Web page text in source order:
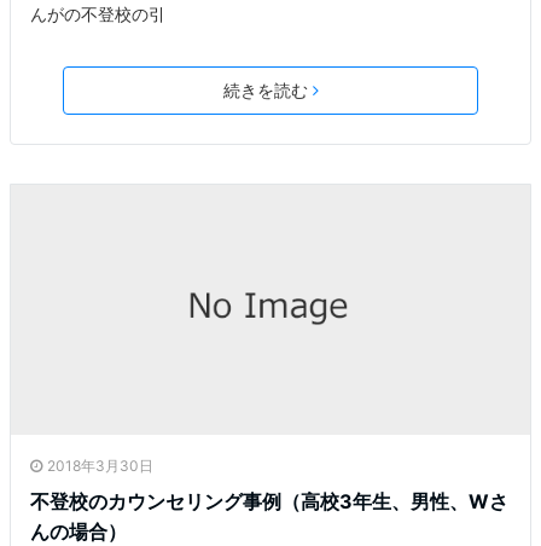
んがの不登校の引
続きを読む
2018年3月30日
不登校のカウンセリング事例（高校3年生、男性、Wさ
んの場合）